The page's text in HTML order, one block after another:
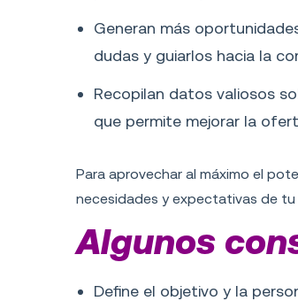
Generan más
dudas y guiarlos hacia la
Recopilan datos valiosos
que permite mejorar la
Para aprovechar al máximo el
necesidades y expectativas de tu
Algunos
Define el objetivo y la